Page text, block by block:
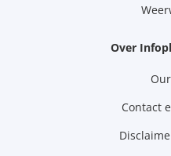
Over
Contact